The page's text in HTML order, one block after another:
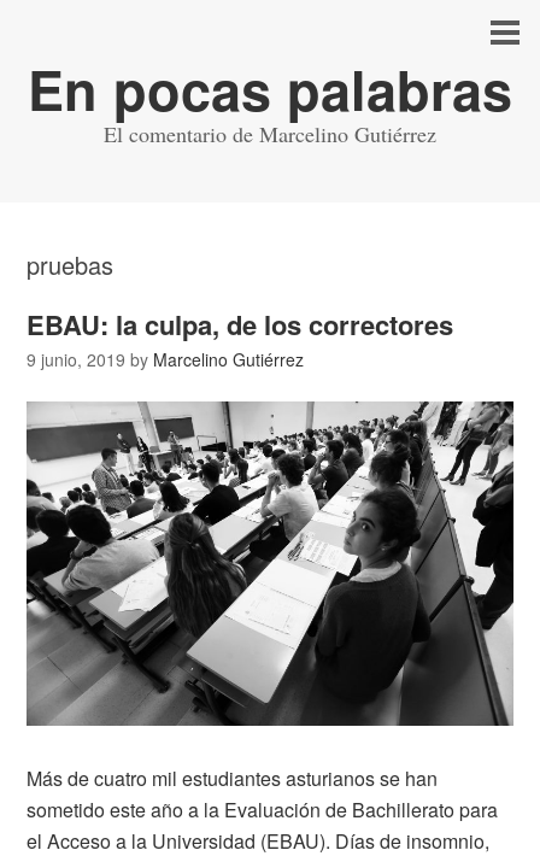
En pocas palabras
El comentario de Marcelino Gutiérrez
pruebas
EBAU: la culpa, de los correctores
9 junio, 2019 by Marcelino Gutiérrez
Más de cuatro mil estudiantes asturianos se han
sometido este año a la Evaluación de Bachillerato para
el Acceso a la Universidad (EBAU). Días de insomnio,